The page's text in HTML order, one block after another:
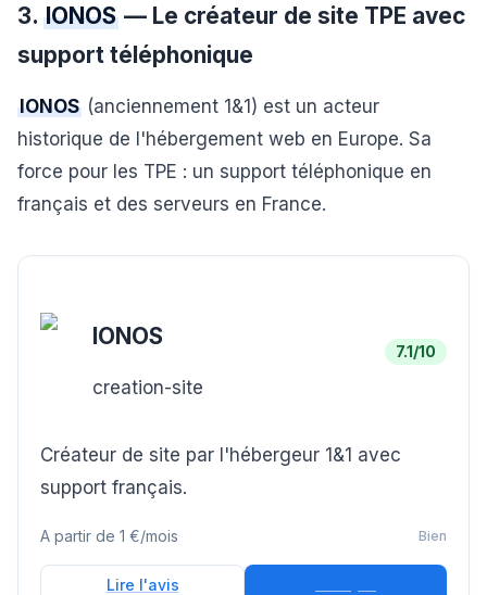
3. IONOS — Le créateur de site TPE avec
support téléphonique
IONOS (anciennement 1&1) est un acteur
historique de l'hébergement web en Europe. Sa
force pour les TPE : un support téléphonique en
français et des serveurs en France.
IONOS
creation-site
7.1/10
Créateur de site par l'hébergeur 1&1 avec
support français.
A partir de 1 €/mois Bien
Lire l'avis